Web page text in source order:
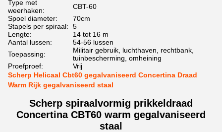
Type met
weerhaken:
CBT-60
Spoel diameter:
70cm
Stapels per spiraal:
5
Lengte:
14 tot 16 m
Aantal lussen:
54-56 lussen
Toepassing:
Militair gebruik, luchthaven, rechtbank,
tuinbescherming, omheining
Proefproef:
Vrij
Scherp Helicaal Cbt60 gegalvaniseerd Concertina Draad
Warm Rijk gegalvaniseerd staal
Scherp spiraalvormig prikkeldraad
Concertina CBT60 warm gegalvaniseerd
staal